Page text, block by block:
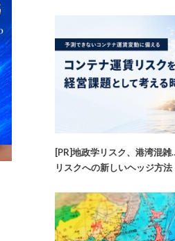
[PR]地政学リスク、港湾混
リスクへの新しいヘッジ方法